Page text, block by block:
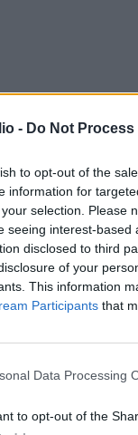
- Do Not
to opt-out of the
information for
selection. Please
seeing interest-
disclosed to third
of your
This information
Participants that
Data Processing
to opt-out of the
adóalanyok
a személyi feltételek.
ha
vagy
tekintettel
felek mindegyike
kiváltását az